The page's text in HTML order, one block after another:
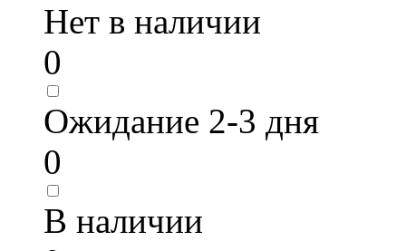
Нет в наличии
0
Ожидание 2-3 дня
0
В наличии